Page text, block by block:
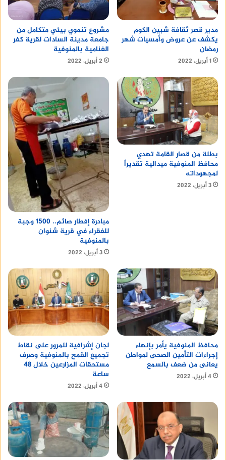
اللازمة بالموقع للمعاونة في إستخراج الضحايا والسيارة
الغارقة.
كما أضاف محافظ المنوفية إلى تواجد 7 مجموعات
إنقاذ للبحث عن الحالة الحالة المتبقية وتكليف وكيل
وزارة التضامن الإجتماعى بتكثيف الرعاية الإجتماعية
للأسر عقب وقوع الحادث.
أقرأ أيضا :maltipoo dog
مكتب للايجار
HUAWEI Mate 30 Pro
افضل خبير سيو
مدير قصر ثقافة شبين الكوم
يكشف عن عروض وأمسيات شهر
رمضان
1 أبريل، 2022
مشروع تنموي بيئي متكامل من
جامعة مدينة السادات لقرية كفر
الغنامية بالمنوفية
2 أبريل، 2022
بطلة من قصار القامة تهدي
محافظ المنوفية ميدالية تقديراً
لمجهوداته
3 أبريل، 2022
مبادرة إفطار صائم.. 1500 وجبة
للفقراء في قرية شنوان
بالمنوفية
3 أبريل، 2022
محافظ المنوفية يأمر بإنهاء
إجراءات التأمين الصحى لمواطن
يعانى من ضعف بالسمع
4 أبريل، 2022
لجان إشرافية للمرور على نقاط
تجميع القمح بالمنوفية وصرف
مستحقات المزارعين خلال 48
ساعة
4 أبريل، 2022